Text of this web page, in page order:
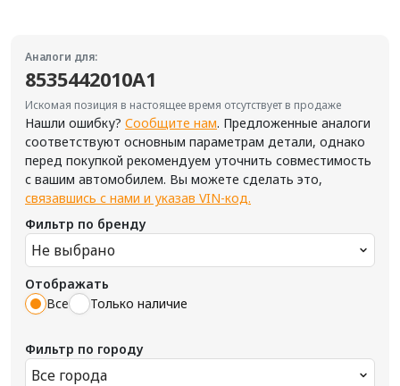
Аналоги для:
8535442010A1
Искомая позиция в настоящее время отсутствует в продаже
Нашли ошибку? Сообщите нам. Предложенные аналоги
соответствуют основным параметрам детали, однако
перед покупкой рекомендуем уточнить совместимость
с вашим автомобилем. Вы можете сделать это,
связавшись с нами и указав VIN-код.
Фильтр по бренду
Не выбрано
Отображать
Все
Только наличие
Фильтр по городу
Все города